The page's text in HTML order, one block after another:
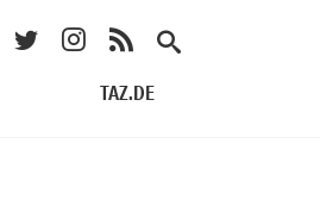
TAZ.DE